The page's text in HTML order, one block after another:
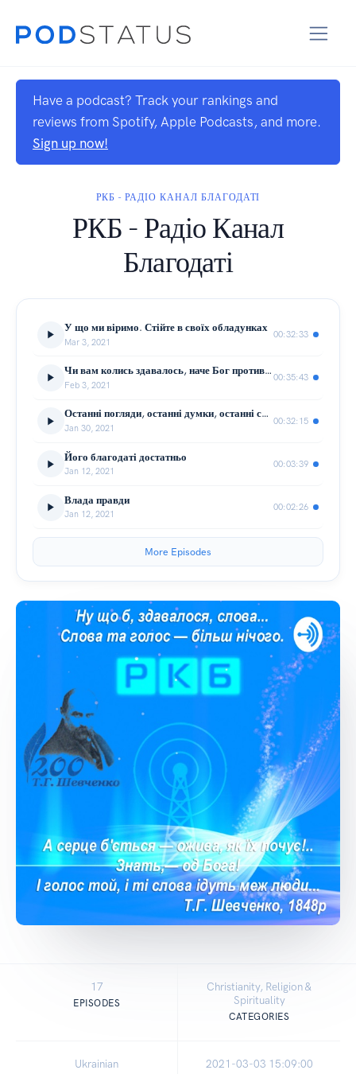
Have a podcast? Track your rankings and
reviews from Spotify, Apple Podcasts, and more.
Sign up now!
РКБ - РАДІО КАНАЛ БЛАГОДАТІ
РКБ - Радіо Канал
Благодаті
У що ми віримо. Стійте в своїх обладунках
Mar 3, 2021
00:32:33
Чи вам колись здавалось, наче Бог противиться вам?
Feb 3, 2021
00:35:43
Останні погляди, останні думки, останні слова
Jan 30, 2021
00:32:15
Його благодаті достатньо
Jan 12, 2021
00:03:39
Влада правди
Jan 12, 2021
00:02:26
More Episodes
17
EPISODES
Christianity, Religion &
Spirituality
CATEGORIES
Ukrainian 2021-03-03 15:09:00